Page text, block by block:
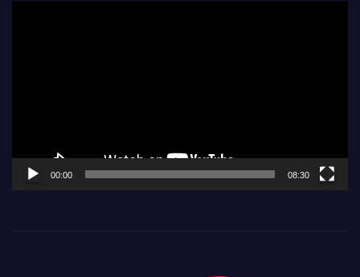
00:00 08:30